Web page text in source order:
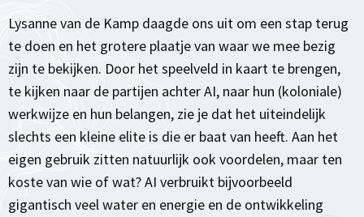
Lysanne van de Kamp daagde ons uit om een stap terug
te doen en het grotere plaatje van waar we mee bezig
zijn te bekijken. Door het speelveld in kaart te brengen,
te kijken naar de partijen achter AI, naar hun (koloniale)
werkwijze en hun belangen, zie je dat het uiteindelijk
slechts een kleine elite is die er baat van heeft. Aan het
eigen gebruik zitten natuurlijk ook voordelen, maar ten
koste van wie of wat? AI verbruikt bijvoorbeeld
gigantisch veel water en energie en de ontwikkeling